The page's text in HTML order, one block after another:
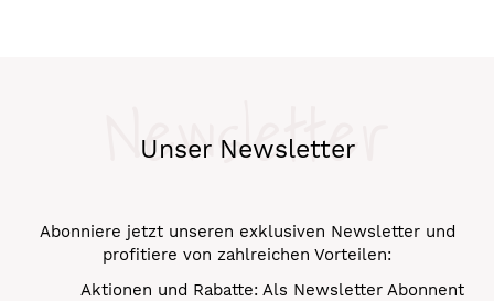
Unser Newsletter
Newsletter
Abonniere jetzt unseren exklusiven Newsletter und
profitiere von zahlreichen Vorteilen:
Aktionen und Rabatte: Als Newsletter Abonnent